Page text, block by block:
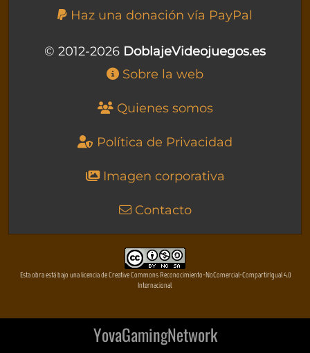
Haz una donación vía PayPal
© 2012-2026 DoblajeVideojuegos.es
Sobre la web
Quienes somos
Política de Privacidad
Imagen corporativa
Contacto
Esta obra está bajo una licencia de Creative Commons Reconocimiento-NoComercial-CompartirIgual 4.0
Internacional
YovaGamingNetwork